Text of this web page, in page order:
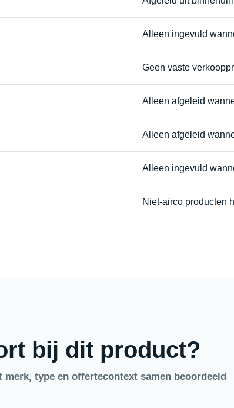
Alleen ingevuld
Geen vaste
Alleen afgeleid
Alleen afgeleid
Alleen ingevuld
Niet-airco producten
bij dit product?
type en offertecontext samen beoordeeld